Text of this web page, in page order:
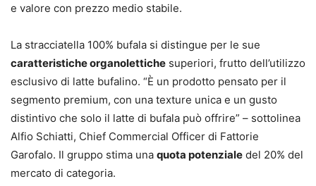
e valore con prezzo medio stabile.
La stracciatella 100% bufala si distingue per le sue
caratteristiche organolettiche superiori, frutto dell’utilizzo
esclusivo di latte bufalino. “È un prodotto pensato per il
segmento premium, con una texture unica e un gusto
distintivo che solo il latte di bufala può offrire” – sottolinea
Alfio Schiatti, Chief Commercial Officer di Fattorie
Garofalo. Il gruppo stima una quota potenziale del 20% del
mercato di categoria.